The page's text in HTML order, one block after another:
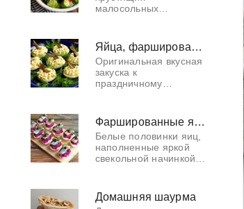
малосольных
любимым.
Приготовьте, не
пожалеете!
Яйца, фаршированные шпротами
Оригинальная вкусная
закуска к
праздничному
Фаршированные яйца
Белые половинки яиц,
наполненные яркой
свекольной начинкой,
видом любой стол.
Готовятся
Домашняя шаурма